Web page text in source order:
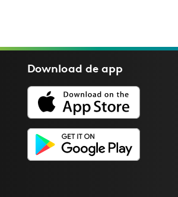
Download deapp